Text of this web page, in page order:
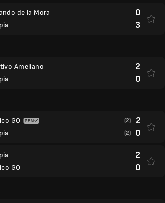
de la Mora
0
3
Ameliano
2
0
GO
(2) 2
(2) 0
GO
2
0